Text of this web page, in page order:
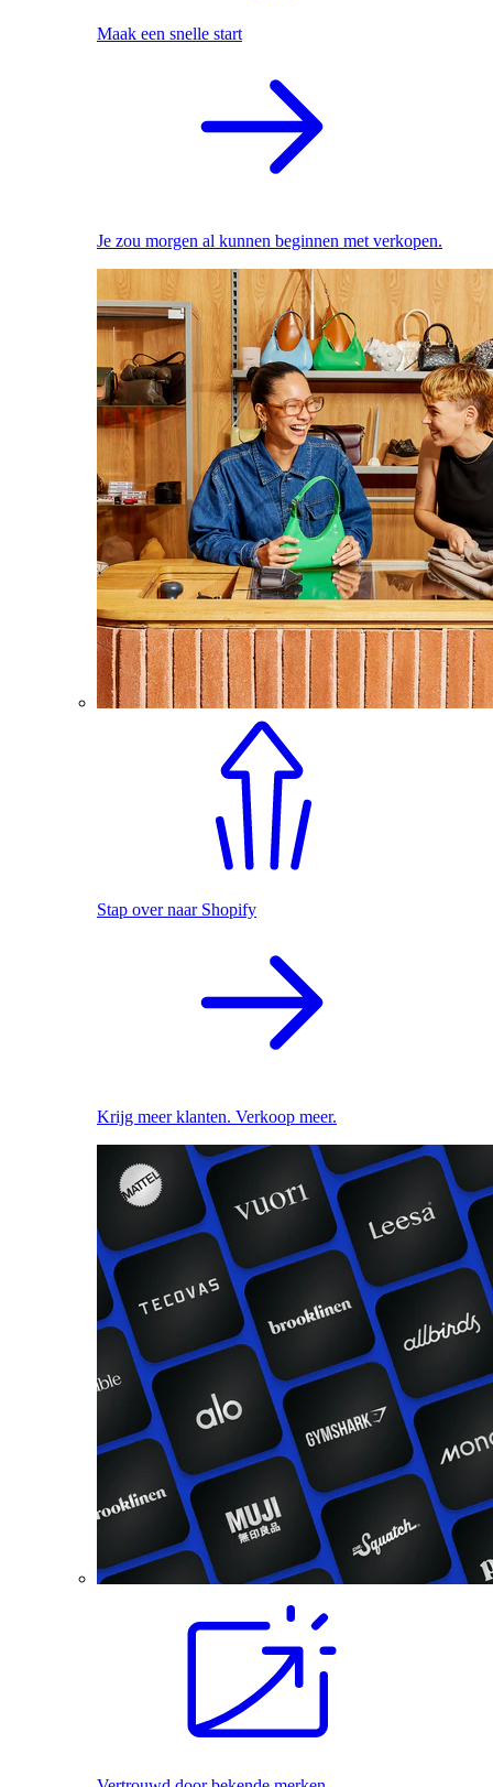
Maak een snelle start
Je zou morgen al kunnen beginnen met verkopen.
Stap over naar Shopify
Krijg meer klanten. Verkoop meer.